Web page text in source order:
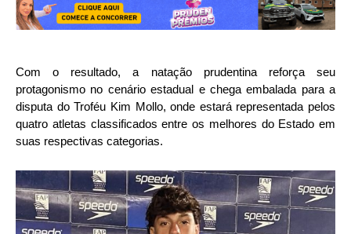
Com o resultado, a natação prudentina reforça seu
protagonismo no cenário estadual e chega embalada para a
disputa do Troféu Kim Mollo, onde estará representada pelos
quatro atletas classificados entre os melhores do Estado em
suas respectivas categorias.